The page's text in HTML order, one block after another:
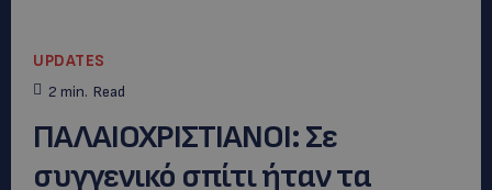
UPDATES
2 min. Read
ΠΑΛΑΙΟΧΡΙΣΤΙΑΝΟΙ: Σε
συγγενικό σπίτι ήταν τα